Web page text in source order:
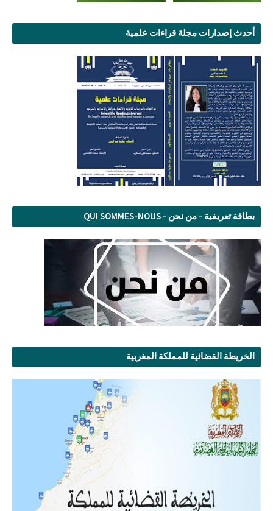
أحدث إصدارات مجلة قراءات علمية
بطاقة تعريفية - من نحن - QUI SOMMES-NOUS
الخريطة القضائية للمملكة المغربية